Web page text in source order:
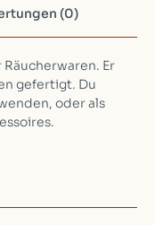
(0)
Er
gefertigt. Du
oder als